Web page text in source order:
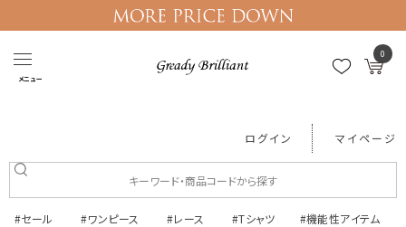
メニュー
0
ログイン マイページ
#セール #ワンピース #レース #Tシャツ #機能性アイテム